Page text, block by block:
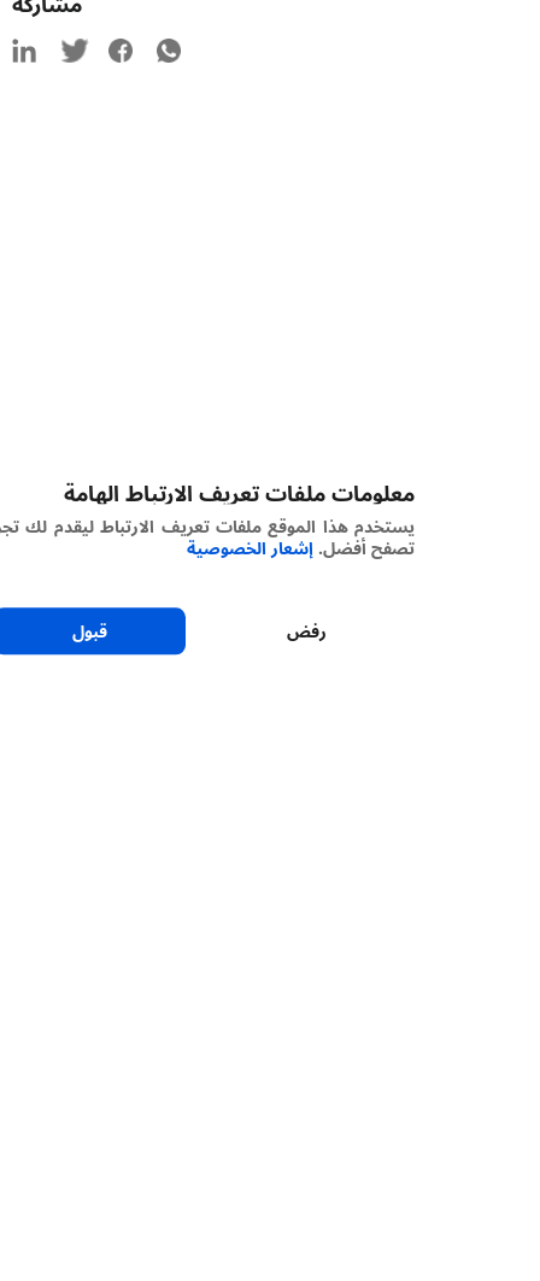
معلومات ملفات تعريف الارتباط الهامة
يستخدم هذا الموقع ملفات تعريف الارتباط ليقدم لك تجربة
تصفح أفضل.إشعار الخصوصية